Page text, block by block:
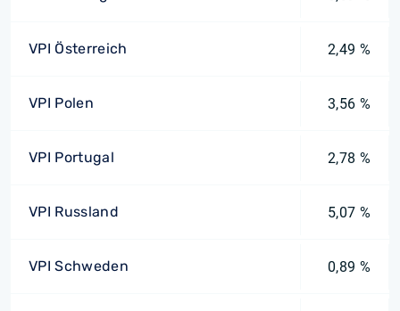
VPI Österreich 2,49 %
VPI Polen 3,56 %
VPI Portugal 2,78 %
VPI Russland 5,07 %
VPI Schweden 0,89 %